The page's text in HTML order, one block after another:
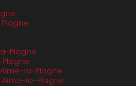
Plagne
la-Plagne
la-Plagne